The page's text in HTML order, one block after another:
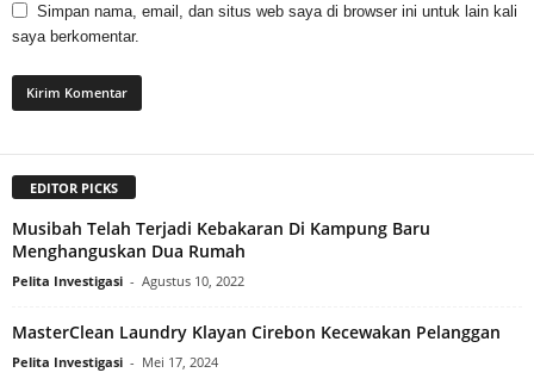
Simpan nama, email, dan situs web saya di browser ini untuk lain kali
saya berkomentar.
EDITOR PICKS
Musibah Telah Terjadi Kebakaran Di Kampung Baru
Menghanguskan Dua Rumah
Pelita Investigasi - Agustus 10, 2022
MasterClean Laundry Klayan Cirebon Kecewakan Pelanggan
Pelita Investigasi - Mei 17, 2024